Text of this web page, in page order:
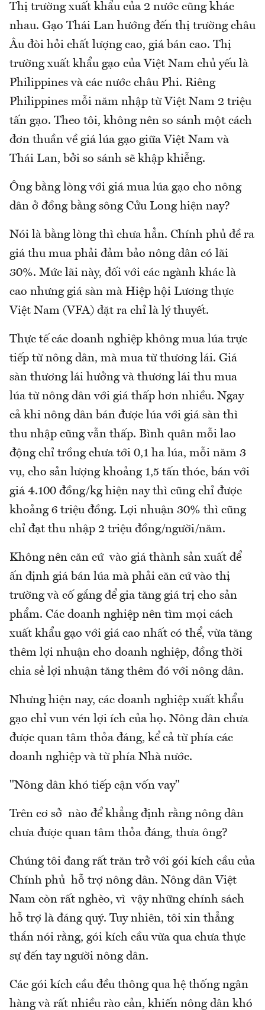
Thị trường xuất khẩu của 2 nước cũng khác
nhau. Gạo Thái Lan hướng đến thị trường châu
Âu đòi hỏi chất lượng cao, giá bán cao. Thị
trường xuất khẩu gạo của Việt Nam chủ yếu là
Philippines và các nước châu Phi. Riêng
Philippines mỗi năm nhập từ Việt Nam 2 triệu
tấn gạo. Theo tôi, không nên so sánh một cách
đơn thuần về giá lúa gạo giữa Việt Nam và
Thái Lan, bởi so sánh sẽ khập khiễng.
Ông bằng lòng với giá mua lúa gạo cho nông
dân ở đồng bằng sông Cửu Long hiện nay?
Nói là bằng lòng thì chưa hẳn. Chính phủ đề ra
giá thu mua phải đảm bảo nông dân có lãi
30%. Mức lãi này, đối với các ngành khác là
cao nhưng giá sàn mà Hiệp hội Lương thực
Việt Nam (VFA) đặt ra chỉ là lý thuyết.
Thực tế các doanh nghiệp không mua lúa trực
tiếp từ nông dân, mà mua từ thương lái. Giá
sàn thương lái hưởng và thương lái thu mua
lúa từ nông dân với giá thấp hơn nhiều. Ngay
cả khi nông dân bán được lúa với giá sàn thì
thu nhập cũng vẫn thấp. Bình quân mỗi lao
động chỉ trồng chưa tới 0,1 ha lúa, mỗi năm 3
vụ, cho sản lượng khoảng 1,5 tấn thóc, bán với
giá 4.100 đồng/kg hiện nay thì cũng chỉ được
khoảng 6 triệu đồng. Lợi nhuận 30% thì cũng
chỉ đạt thu nhập 2 triệu đồng/người/năm.
Không nên căn cứ vào giá thành sản xuất để
ấn định giá bán lúa mà phải căn cứ vào thị
trường và cố gắng để gia tăng giá trị cho sản
phẩm. Các doanh nghiệp nên tìm mọi cách
xuất khẩu gạo với giá cao nhất có thể, vừa tăng
thêm lợi nhuận cho doanh nghiệp, đồng thời
chia sẻ lợi nhuận tăng thêm đó với nông dân.
Nhưng hiện nay, các doanh nghiệp xuất khẩu
gạo chỉ vun vén lợi ích của họ. Nông dân chưa
được quan tâm thỏa đáng, kể cả từ phía các
doanh nghiệp và từ phía Nhà nước.
"Nông dân khó tiếp cận vốn vay"
Trên cơ sở nào để khẳng định rằng nông dân
chưa được quan tâm thỏa đáng, thưa ông?
Chúng tôi đang rất trăn trở với gói kích cầu của
Chính phủ hỗ trợ nông dân. Nông dân Việt
Nam còn rất nghèo, vì vậy những chính sách
hỗ trợ là đáng quý. Tuy nhiên, tôi xin thẳng
thắn nói rằng, gói kích cầu vừa qua chưa thực
sự đến tay người nông dân.
Các gói kích cầu đều thông qua hệ thống ngân
hàng và rất nhiều rào cản, khiến nông dân khó